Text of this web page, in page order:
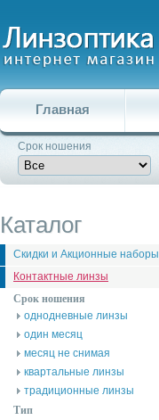
Главная
Срок ношения
Каталог
Скидки и Акционные наборы
Контактные линзы
Срок ношения
однодневные линзы
один месяц
месяц не снимая
квартальные линзы
традиционные линзы
Тип